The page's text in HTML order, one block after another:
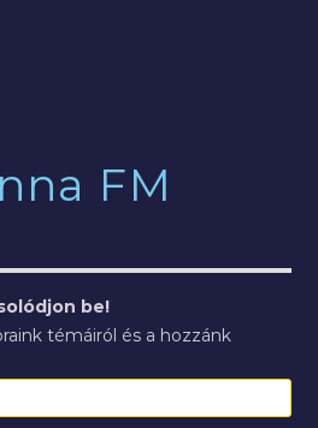
FM
be!
témáiról és a hozzánk